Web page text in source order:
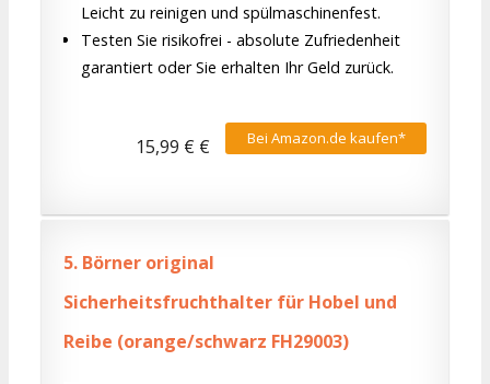
Leicht zu reinigen und spülmaschinenfest.
Testen Sie risikofrei - absolute Zufriedenheit
garantiert oder Sie erhalten Ihr Geld zurück.
Bei Amazon.de kaufen*
15,99 € €
5. Börner original
Sicherheitsfruchthalter für Hobel und
Reibe (orange/schwarz FH29003)